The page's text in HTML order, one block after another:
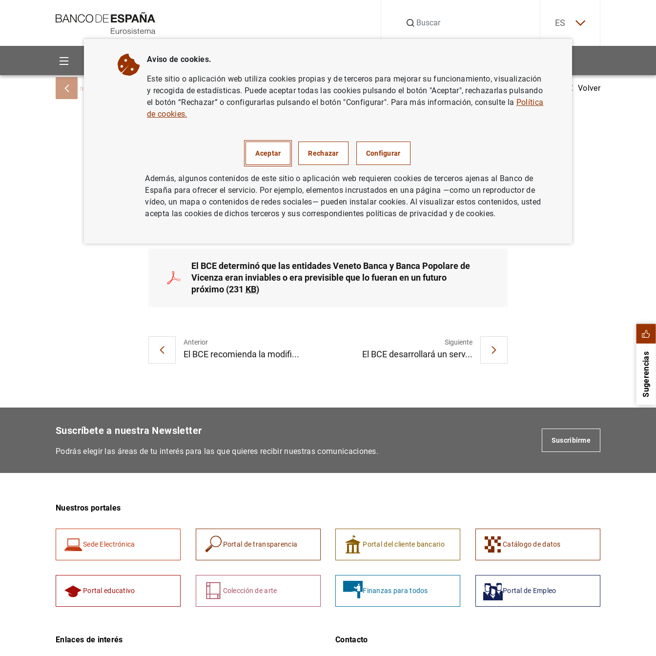
ES
Sobre el Banco Áreas de actuación
Inicio Noticias y eventos Noticias del Banco Central Europeo Notas de prensa del Banco Central Europeo El BCE determinó que las entidades Veneto Banca y Banca
Volver
Banca y Banca Popolare de Vicenza eran
inviables o era previsible que lo fueran en un
futuro próximo
23/06/2017
El BCE determinó que las entidades Veneto Banca y Banca Popolare de
Vicenza eran inviables o era previsible que lo fueran en un futuro
próximo (231 KB)
Anterior
El BCE recomienda la modifi...
Siguiente
El BCE desarrollará un serv... Sugerencias
Suscríbete a nuestra Newsletter
Podrás elegir las áreas de tu interés para las que quieres recibir nuestras comunicaciones.
Suscribirme
Nuestros portales
Sede Electrónica Portal de transparencia Portal del cliente bancario Catálogo de datos
Portal educativo Colección de arte Finanzas para todos Portal de Empleo
Enlaces de interés Contacto
Aviso de cookies.
Este sitio o aplicación web utiliza cookies propias y de terceros para mejorar su funcionamiento, visualización
y recogida de estadísticas. Puede aceptar todas las cookies pulsando el botón "Aceptar", rechazarlas pulsando
el botón “Rechazar” o configurarlas pulsando el botón "Configurar". Para más información, consulte la Política
de cookies.
Aceptar Rechazar Configurar
Además, algunos contenidos de este sitio o aplicación web requieren cookies de terceros ajenas al Banco de
España para ofrecer el servicio. Por ejemplo, elementos incrustados en una página —como un reproductor de
vídeo, un mapa o contenidos de redes sociales— pueden instalar cookies. Al visualizar estos contenidos, usted
acepta las cookies de dichos terceros y sus correspondientes políticas de privacidad y de cookies.